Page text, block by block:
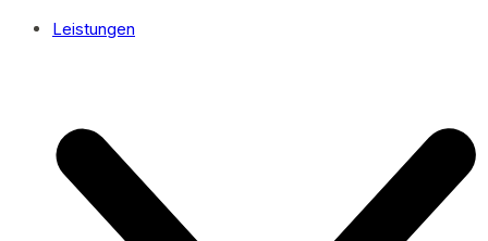
Leistungen